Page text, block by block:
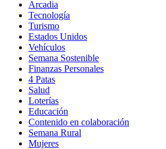
Arcadia
Tecnología
Turismo
Estados Unidos
Vehículos
Semana Sostenible
Finanzas Personales
4 Patas
Salud
Loterías
Educación
Contenido en colaboración
Semana Rural
Mujeres